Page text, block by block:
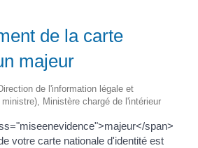
de la carte
majeur
de l'information légale et
Ministère chargé de l'intérieur
span>
votre carte nationale d'identité est